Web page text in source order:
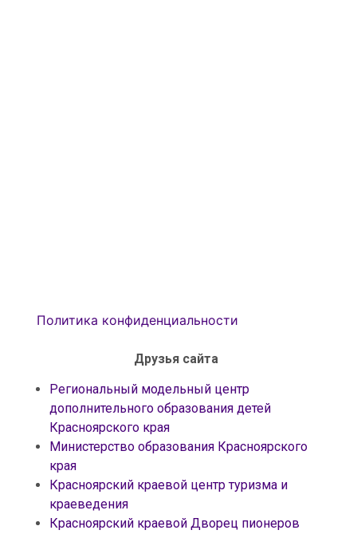
Политика конфиденциальности
Друзья сайта
Региональный модельный центр
дополнительного образования детей
Красноярского края
Министерство образования Красноярского
края
Красноярский краевой центр туризма и
краеведения
Красноярский краевой Дворец пионеров